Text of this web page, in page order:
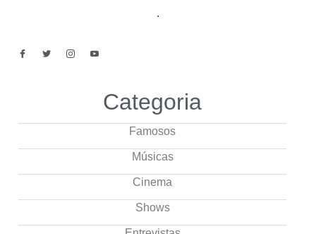
.
Categoria
Famosos
Músicas
Cinema
Shows